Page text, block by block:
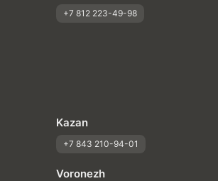
+7 812 223-49-98
Kazan
+7 843 210-94-01
Voronezh